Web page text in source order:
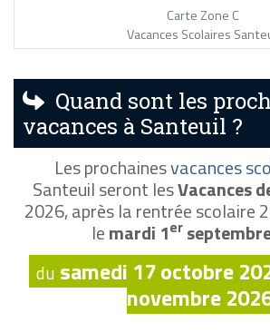
Carte Zone C
Vacances Scolaires
Quand sont les
vacances à Santeuil ?
Les prochainesvacances
Santeuil seront lesVacances
2026, après la rentrée scolaire
lemardi 1er
du samedi 17 octobre
novembre